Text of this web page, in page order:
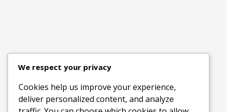
We respect your privacy
Cookies help us improve your experience,
deliver personalized content, and analyze